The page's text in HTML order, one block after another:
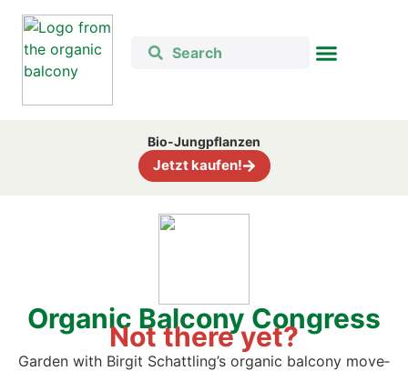
Bio-Jung­pflan­zen
Jetzt kau­fen!
Orga­nic Bal­c­o­ny Con­gress
Not the­re yet?
Gar­den with Bir­git Schattling’s orga­nic bal­c­o­ny move­